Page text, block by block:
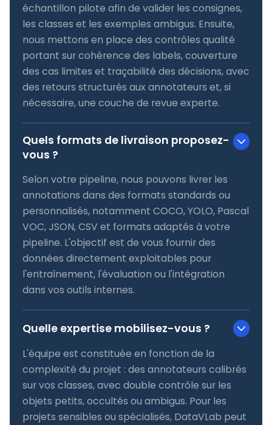
échantillon pilote afin de valider les consignes,
les classes et les exemples ambigus. Ensuite,
nous mettons en place des contrôles qualité
portant sur cohérence des labels, couverture
des cas limites et traçabilité des décisions, avec
des retours structurés aux annotateurs et, si
nécessaire, une couche de revue experte.
Quels formats de livraison proposez-
vous ?
Selon votre pipeline, nous pouvons livrer les
annotations dans des formats standards ou
personnalisés, notamment COCO, YOLO, Pascal
VOC, JSON, CSV et formats adaptés à votre
pipeline. L'objectif est de vous fournir des
données directement exploitables pour
l'entraînement, l'évaluation ou l'intégration
dans vos outils internes.
Quelle expertise mobilisez-vous ?
L'équipe est constituée en fonction de la
complexité du projet : des annotateurs calibrés
sur vos classes, avec double contrôle sur les
objets petits, occultés ou ambigus. Pour les
projets sensibles ou spécialisés, DataVLab peut